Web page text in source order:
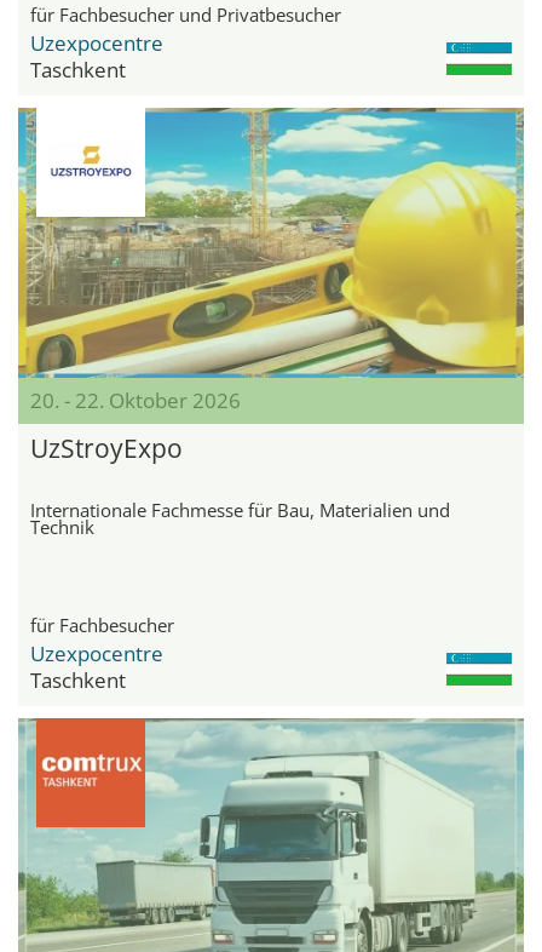
für Fachbesucher und Privatbesucher
Uzexpocentre
Taschkent
20. - 22. Oktober 2026
UzStroyExpo
Internationale Fachmesse für Bau, Materialien und
Technik
für Fachbesucher
Uzexpocentre
Taschkent